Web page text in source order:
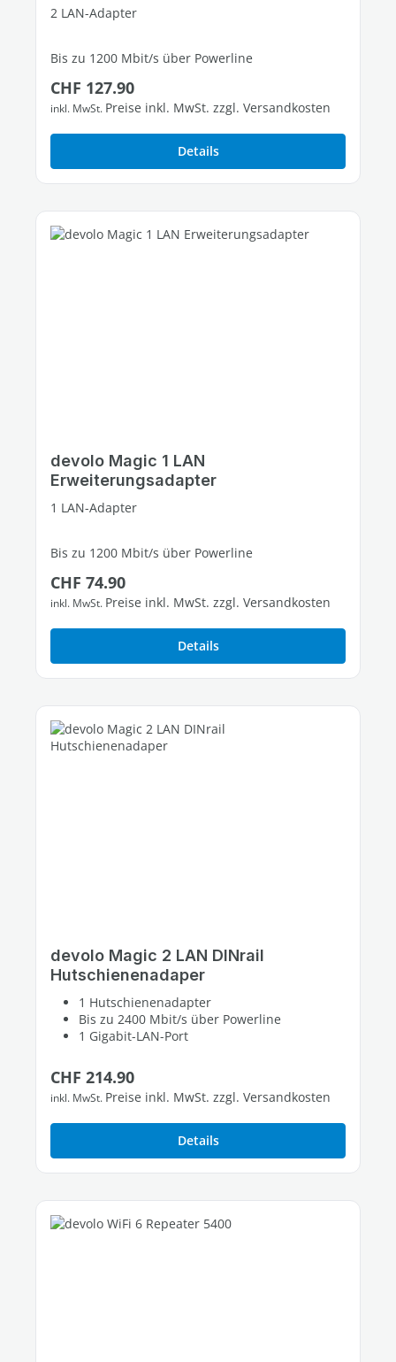
2 LAN-Adapter
Bis zu 1200 Mbit/s über Powerline
1 freier Gigabit-LAN-Port
Regulärer Preis:
CHF 127.90
inkl. MwSt. Preise inkl. MwSt. zzgl. Versandkosten
Details
devolo Magic 1 LAN
Erweiterungsadapter
1 LAN-Adapter
Bis zu 1200 Mbit/s über Powerline
1 freier Gigabit-LAN-Port
Regulärer Preis:
CHF 74.90
inkl. MwSt. Preise inkl. MwSt. zzgl. Versandkosten
Details
devolo Magic 2 LAN DINrail
Hutschienenadaper
1 Hutschienenadapter
Bis zu 2400 Mbit/s über Powerline
1 Gigabit-LAN-Port
Regulärer Preis:
CHF 214.90
inkl. MwSt. Preise inkl. MwSt. zzgl. Versandkosten
Details